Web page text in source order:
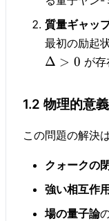
質量ギャッ
最初の励起
Δ > 0 が
1.2 物理的意義
この問題の解決
クォークの
強い相互作用
場の量子論